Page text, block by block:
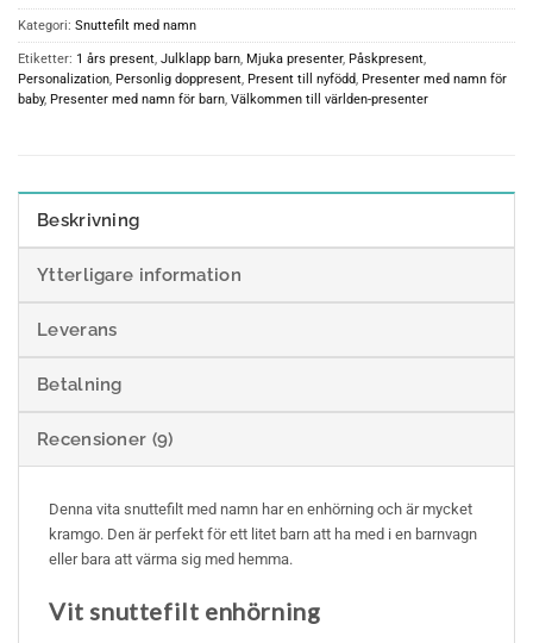
Kategori: Snuttefilt med namn
Etiketter: 1 års present, Julklapp barn, Mjuka presenter, Påskpresent,
Personalization, Personlig doppresent, Present till nyfödd, Presenter med namn för
baby, Presenter med namn för barn, Välkommen till världen-presenter
Beskrivning
Ytterligare information
Leverans
Betalning
Recensioner (9)
Denna vita snuttefilt med namn har en enhörning och är mycket
kramgo. Den är perfekt för ett litet barn att ha med i en barnvagn
eller bara att värma sig med hemma.
Vit snuttefilt enhörning